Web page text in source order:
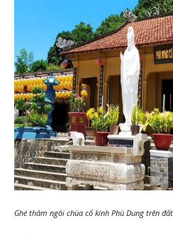
Ghé thăm ngôi chùa cổ kính Phù Dung trên